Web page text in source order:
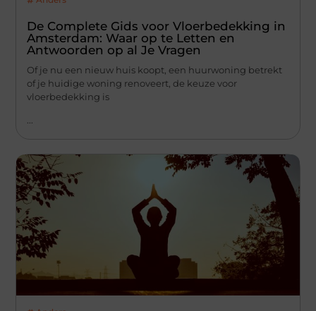
De Complete Gids voor Vloerbedekking in
Amsterdam: Waar op te Letten en
Antwoorden op al Je Vragen
Of je nu een nieuw huis koopt, een huurwoning betrekt
of je huidige woning renoveert, de keuze voor
vloerbedekking is
...